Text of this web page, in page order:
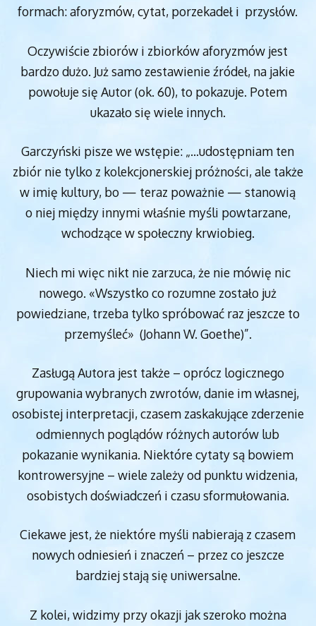
formach: aforyzmów, cytat, porzekadeł i przysłów.
Oczywiście zbiorów i zbiorków aforyzmów jest
bardzo dużo. Już samo zestawienie źródeł, na jakie
powołuje się Autor (ok. 60), to pokazuje. Potem
ukazało się wiele innych.
Garczyński pisze we wstępie: „…udostępniam ten
zbiór nie tylko z kolekcjonerskiej próżności, ale także
w imię kultury, bo — teraz poważnie — stanowią
o niej między innymi właśnie myśli powtarzane,
wchodzące w społeczny krwiobieg.
Niech mi więc nikt nie zarzuca, że nie mówię nic
nowego. «Wszystko co rozumne zostało już
powiedziane, trzeba tylko spróbować raz jeszcze to
przemyśleć» (Johann W. Goethe)”.
Zasługą Autora jest także – oprócz logicznego
grupowania wybranych zwrotów, danie im własnej,
osobistej interpretacji, czasem zaskakujące zderzenie
odmiennych poglądów różnych autorów lub
pokazanie wynikania. Niektóre cytaty są bowiem
kontrowersyjne – wiele zależy od punktu widzenia,
osobistych doświadczeń i czasu sformułowania.
Ciekawe jest, że niektóre myśli nabierają z czasem
nowych odniesień i znaczeń – przez co jeszcze
bardziej stają się uniwersalne.
Z kolei, widzimy przy okazji jak szeroko można